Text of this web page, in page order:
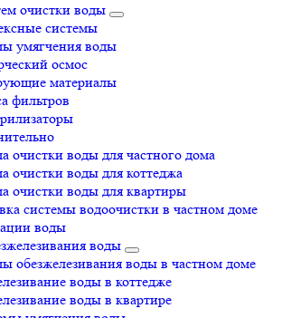
очистки воды
системы
умягчения воды
осмос
материалы
фильтров
очистки воды для частного дома
очистки воды для коттеджа
очистки воды для квартиры
системы водоочистки в частном доме
воды
воды
обезжелезивания воды в частном доме
воды в коттедже
воды в квартире